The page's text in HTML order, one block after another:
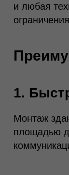
и любая
1.
Монтаж
площадью